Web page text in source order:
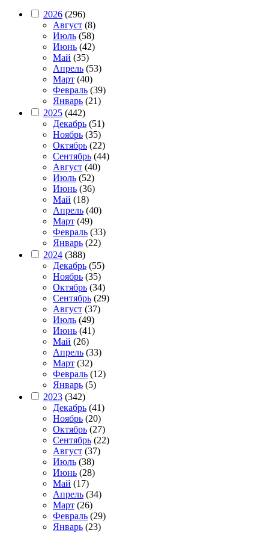
2026 (296)
Август (8)
Июль (58)
Июнь (42)
Май (35)
Апрель (53)
Март (40)
Февраль (39)
Январь (21)
2025 (442)
Декабрь (51)
Ноябрь (35)
Октябрь (22)
Сентябрь (44)
Август (40)
Июль (52)
Июнь (36)
Май (18)
Апрель (40)
Март (49)
Февраль (33)
Январь (22)
2024 (388)
Декабрь (55)
Ноябрь (35)
Октябрь (34)
Сентябрь (29)
Август (37)
Июль (49)
Июнь (41)
Май (26)
Апрель (33)
Март (32)
Февраль (12)
Январь (5)
2023 (342)
Декабрь (41)
Ноябрь (20)
Октябрь (27)
Сентябрь (22)
Август (37)
Июль (38)
Июнь (28)
Май (17)
Апрель (34)
Март (26)
Февраль (29)
Январь (23)